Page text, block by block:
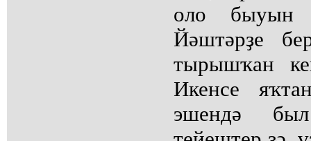
оло быуын
Йәштәрҙе
тырышҡан
Икенсе
эшендә